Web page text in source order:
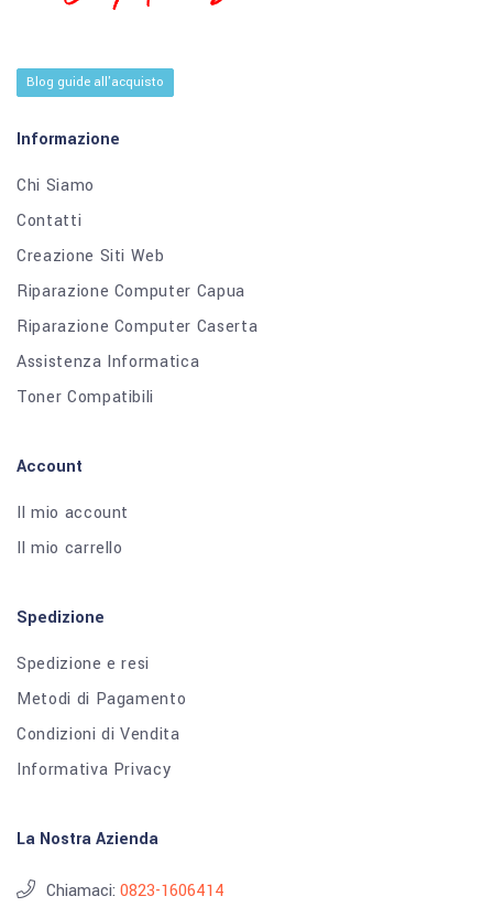
Blog guide all'acquisto
Informazione
Chi Siamo
Contatti
Creazione Siti Web
Riparazione Computer Capua
Riparazione Computer Caserta
Assistenza Informatica
Toner Compatibili
Account
Il mio account
Il mio carrello
Spedizione
Spedizione e resi
Metodi di Pagamento
Condizioni di Vendita
Informativa Privacy
La Nostra Azienda
Chiamaci: 0823-1606414